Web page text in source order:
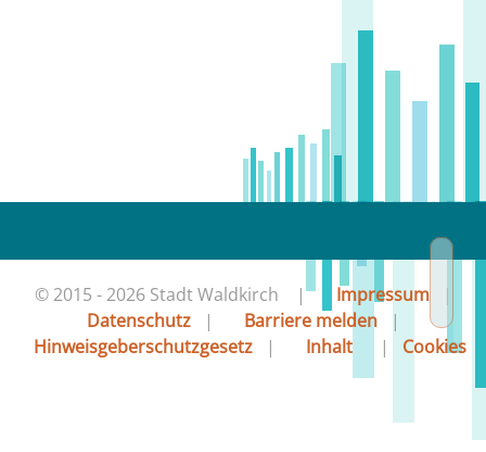
© 2015 - 2026 Stadt Waldkirch | Impressum |
Datenschutz| Barriere melden |
Hinweisgeberschutzgesetz| Inhalt | Cookies